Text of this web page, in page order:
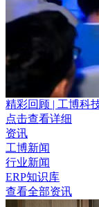
精彩回顾 | 工博科
点击查看详细
资讯
工博新闻
行业新闻
ERP知识库
查看全部资讯